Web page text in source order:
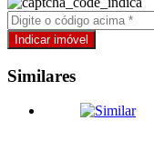
Similares